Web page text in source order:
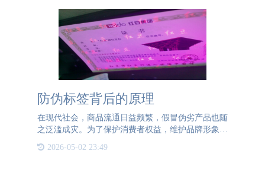
防伪标签背后的原理
在现代社会，商品流通日益频繁，假冒伪劣产品也随
之泛滥成灾。为了保护消费者权益，维护品牌形象，
防伪标签应运而生，并迅速成为一种不可或缺的技术
手段。防伪技术自古以来便存在，早在古代，人们就
2026-05-02 23:49